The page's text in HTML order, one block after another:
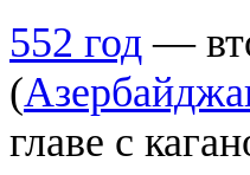
552 год —
(
главе с